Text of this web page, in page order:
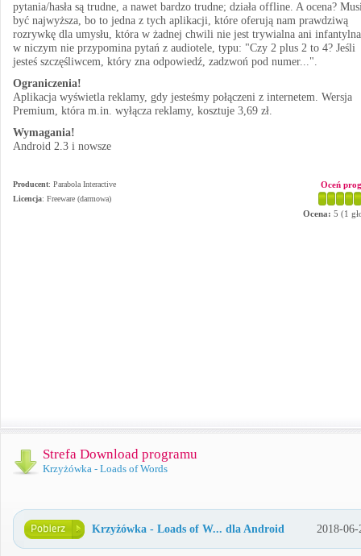
pytania/hasła są trudne, a nawet bardzo trudne; działa offline. A ocena?
być najwyższa, bo to jedna z tych aplikacji, które oferują nam prawdziwą
rozrywkę dla umysłu, która w żadnej chwili nie jest trywialna ani
w niczym nie przypomina pytań z audiotele, typu: "Czy 2 plus 2 to 4? Jeśli
jesteś szczęśliwcem, który zna odpowiedź, zadzwoń pod numer...".
Ograniczenia!
Aplikacja wyświetla reklamy, gdy jesteśmy połączeni z internetem. Wersja
Premium, która m.in. wyłącza reklamy, kosztuje 3,69 zł.
Wymagania!
Android 2.3 i nowsze
Producent: Parabola Interactive
Licencja: Freeware (darmowa)
Oceń
Ocena: 5 (1
Strefa Download programu
Krzyżówka - Loads of Words
Krzyżówka - Loads of W... dla Android 2018-06-